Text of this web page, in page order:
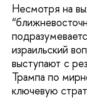
Несмотря на
израильский
выступают с
Трампа по
ключевую